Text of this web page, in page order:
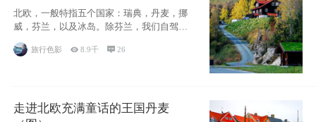
北欧，一般特指五个国家：瑞典，丹麦，挪
威，芬兰，以及冰岛。除芬兰，我们自驾游
旅行色影 8.9千 26
走进北欧充满童话的王国丹麦